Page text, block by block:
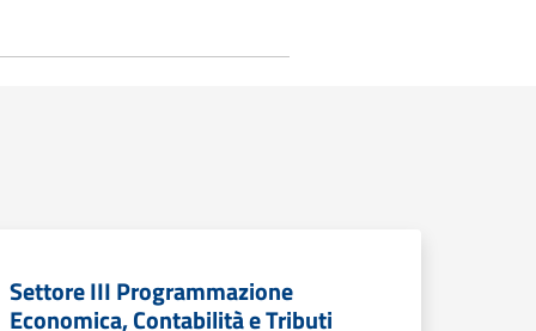
Settore III Programmazione
Economica, Contabilità e Tributi